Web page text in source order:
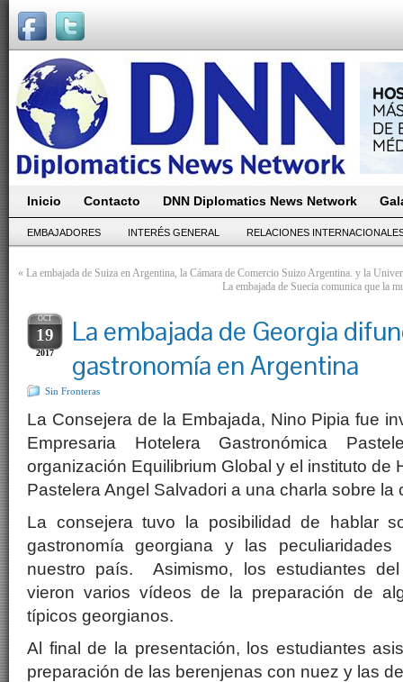
Inicio Contacto DNN Diplomatics News Network
EMBAJADORES INTERÉS GENERAL RELACIONES
« La embajada de Suiza en Argentina, la Cámara de Comercio Suizo Argentina. y la
La embajada de Suecia comunica que la
OCT
19
2017
La embajada de Georgia
gastronomía en Argentina
Sin Fronteras
La Consejera de la Embajada, Nino Pipia fue
Empresaria Hotelera Gastronómica
organización Equilibrium Global y el instituto de
Pastelera Angel Salvadori a una charla sobre la
La consejera tuvo la posibilidad de hablar
gastronomía georgiana y las
nuestro país. Asimismo, los estudiantes del
vieron varios vídeos de la preparación de
típicos georgianos.
Al final de la presentación, los estudiantes
preparación de las berenjenas con nuez y las